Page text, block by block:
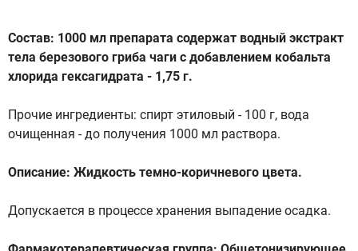
Состав: 1000 мл препарата содержат водный экстракт
тела березового гриба чаги с добавлением кобальта
хлорида гексагидрата - 1,75 г.
Прочие ингредиенты: спирт этиловый - 100 г, вода
очищенная - до получения 1000 мл раствора.
Описание: Жидкость темно-коричневого цвета.
Допускается в процессе хранения выпадение осадка.